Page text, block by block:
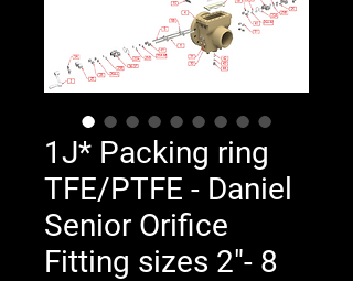
1J* Packing ring
TFE/PTFE - Daniel
Senior Orifice
Fitting sizes 2"- 8